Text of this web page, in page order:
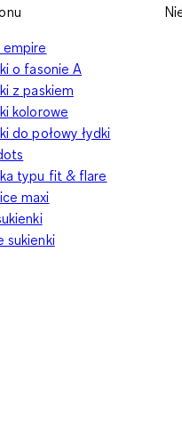
empire
o fasonie A
z paskiem
kolorowe
do połowy łydki
typu fit & flare
maxi
sukienki